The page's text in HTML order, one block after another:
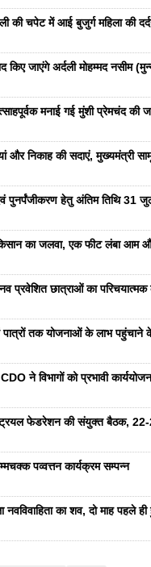
की चपेट में आई बुजुर्ग महिला की
जाएंगे अर्दली मोहम्मद नसीम
मनाई गई मुंशी प्रेमचंद की
निकाह की सदाएं, मुख्यमंत्री
पुनर्पंजीकरण हेतु अंतिम तिथि 31
का जलवा, एक फीट लंबा आम
प्रवेशित छात्राओं का परिचयात्मक
पात्रों तक योजनाओं के लाभ पहुंचाने
ने विभागों को प्रभावी
फेडरेशन की संयुक्त बैठक,
पव्वत्तन कार्यक्रम सम्पन्न
का शव, दो माह पहले ही